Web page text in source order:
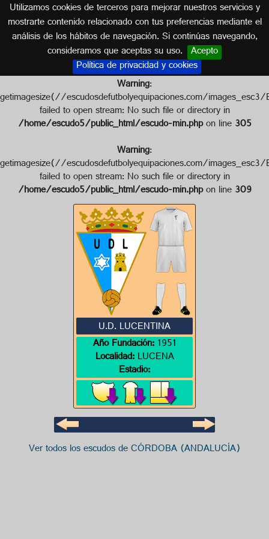
Utilizamos cookies de terceros para mejorar nuestros servicios y
mostrarte contenido relacionado con tus preferencias mediante el
análisis de los hábitos de navegación. Si continúas navegando,
consideramos que aceptas su uso. Acepto
Política de privacidad y cookies
Escudo de U.D. LUCENTINA
CÓRDOBA (ANDALUCÍA)
Warning:
getimagesize(//escudosdefutbolyequipaciones.com/
failed to open stream: No such file or directory in
/home/escudo5/public_html/escudo-min.phpon line305
Warning:
getimagesize(//escudosdefutbolyequipaciones.com/
failed to open stream: No such file or directory in
/home/escudo5/public_html/escudo-min.phpon line309
U.D. LUCENTINA
Año Fundación:1951
Localidad:LUCENA
Estadio:
Ver todos los escudos de CÓRDOBA (ANDALUCÍA)